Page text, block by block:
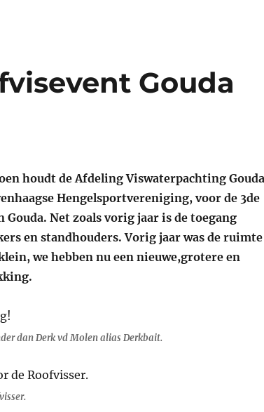
Gouda
houdt de Afdeling Viswaterpachting
Hengelsportvereniging, voor de 3de
Net zoals vorig jaar is de toegang
en standhouders. Vorig jaar was de ruimte
we hebben nu een nieuwe,grotere en
dan Derk vd Molen alias Derkbait.